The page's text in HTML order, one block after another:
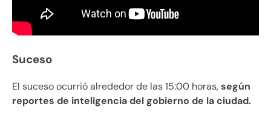
Suceso
El suceso ocurrió alrededor de las 15:00 horas,según
reportes de inteligencia del gobierno de la ciudad.